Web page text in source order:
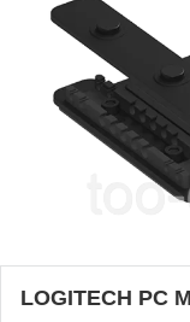
LOGITECH PC